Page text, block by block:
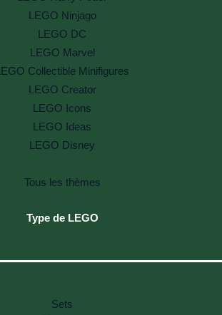
LEGO Ninjago
LEGO DC
LEGO Marvel
LEGO Collectible Minifigures
LEGO Creator
LEGO Icons
LEGO Ideas
LEGO Disney
Tous les thèmes
Type de LEGO
Sets